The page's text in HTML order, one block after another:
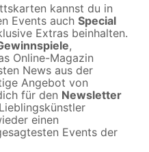
kannst du in
Events auch Special
Extras beinhalten.
,
Online-Magazin
News aus der
Angebot von
für den Newsletter
einen
Events der